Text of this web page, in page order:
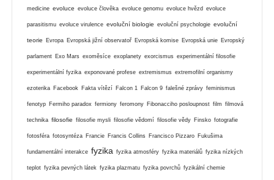
medicine evoluce evoluce člověka evoluce genomu evoluce hvězd evoluce
parasitismu evoluce virulence evoluční biologie evoluční psychologie evoluční
teorie Evropa Evropská jižní observatoř Evropská komise Evropská unie Evropský
parlament Exo Mars exoměsíce exoplanety exorcismus experimentální filosofie
experimentální fyzika exponované profese extremismus extremofilní organismy
ezoterika Facebook Fakta vítězí Falcon 1 Falcon 9 falešné zprávy feminismus
fenotyp Fermiho paradox fermiony feromony Fibonacciho posloupnost film filmová
technika filosofie filosofie mysli filosofie vědomí filosofie vědy Finsko fotografie
fotosféra fotosyntéza Francie Francis Collins Francisco Pizzaro Fukušima
fundamentální interakce fyzika fyzika atmosféry fyzika materiálů fyzika nízkých
teplot fyzika pevných látek fyzika plazmatu fyzika povrchů fyzikální chemie